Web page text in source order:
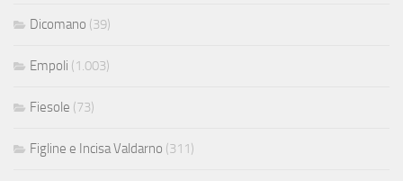
Dicomano (39)
Empoli (1.003)
Fiesole (73)
Figline e Incisa Valdarno (311)